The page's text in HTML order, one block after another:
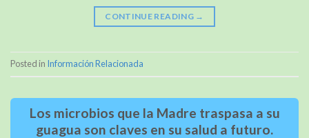
CONTINUE READING →
Posted in Información Relacionada
Los microbios que la Madre traspasa a su
guagua son claves en su salud a futuro.